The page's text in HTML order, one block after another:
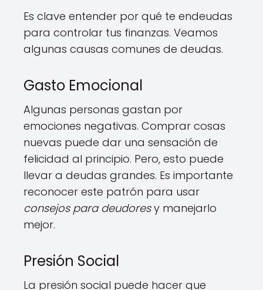
Es clave entender por qué te endeudas
para controlar tus finanzas. Veamos
algunas causas comunes de deudas.
Gasto Emocional
Algunas personas gastan por
emociones negativas. Comprar cosas
nuevas puede dar una sensación de
felicidad al principio. Pero, esto puede
llevar a deudas grandes. Es importante
reconocer este patrón para usar
consejos para deudoresy manejarlo
mejor.
Presión Social
La presión social puede hacer que